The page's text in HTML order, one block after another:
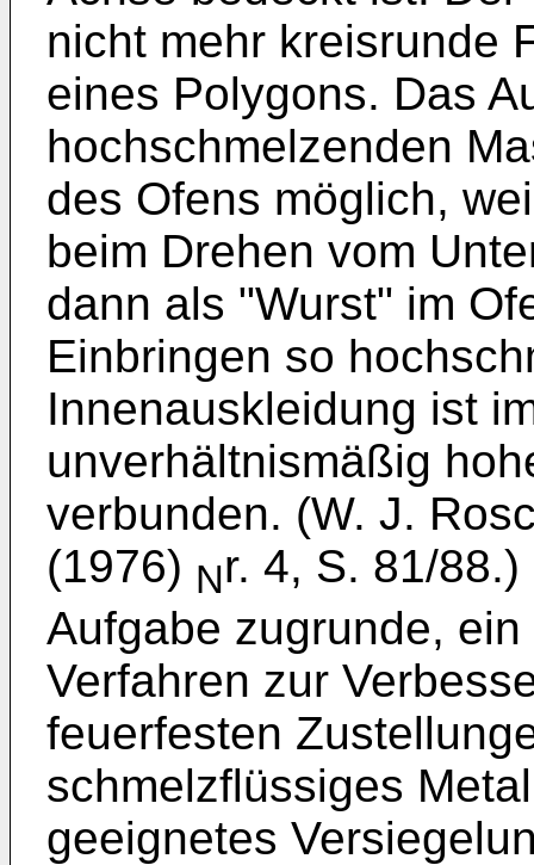
nicht mehr kreisrunde
eines Polygons. Das
hochschmelzenden
des Ofens möglich,
beim Drehen vom
dann als "Wurst" im
Einbringen so
Innenauskleidung ist
unverhältnismäßig
verbunden. (W. J.
(1976) Nr. 4, S. 81/
Aufgabe zugrunde,
Verfahren zur
feuerfesten
schmelzflüssiges
geeignetes